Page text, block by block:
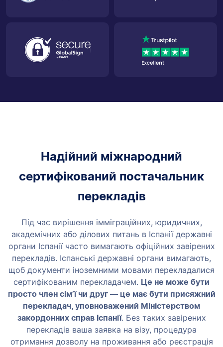
Надійний міжнародний
сертифікований постачальник
перекладів
Під час вирішення імміграційних, юридичних,
академічних або ділових питань в Іспанії державні
органи Іспанії часто вимагають офіційних завірених
перекладів. Іспанські державні органи вимагають,
щоб документи іноземними мовами перекладалися
сертифікованим перекладачем. Це не може бути
просто член сім’ї чи друг — це має бути присяжний
перекладач, уповноважений Міністерством
закордонних справ Іспанії. Без таких завірених
перекладів ваша заявка на візу, процедура
отримання дозволу на проживання або реєстрація